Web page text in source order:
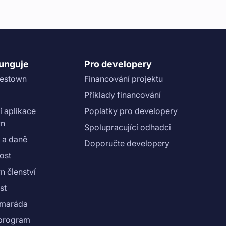
aplikace
daně
členství
Pro developery
Financování projektu
Příklady financování
Poplatky pro developery
Spolupracující odhadci
Doporučte developery